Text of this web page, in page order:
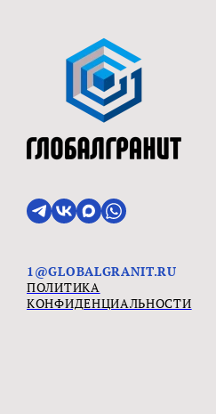
1@GLOBALGRANIT.RU
ПОЛИТИКА
КОНФИДЕНЦИАЛЬНОСТИ